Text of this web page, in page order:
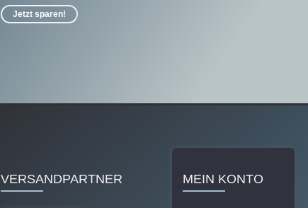
Jetzt sparen!
VERSANDPARTNER MEIN KONTO